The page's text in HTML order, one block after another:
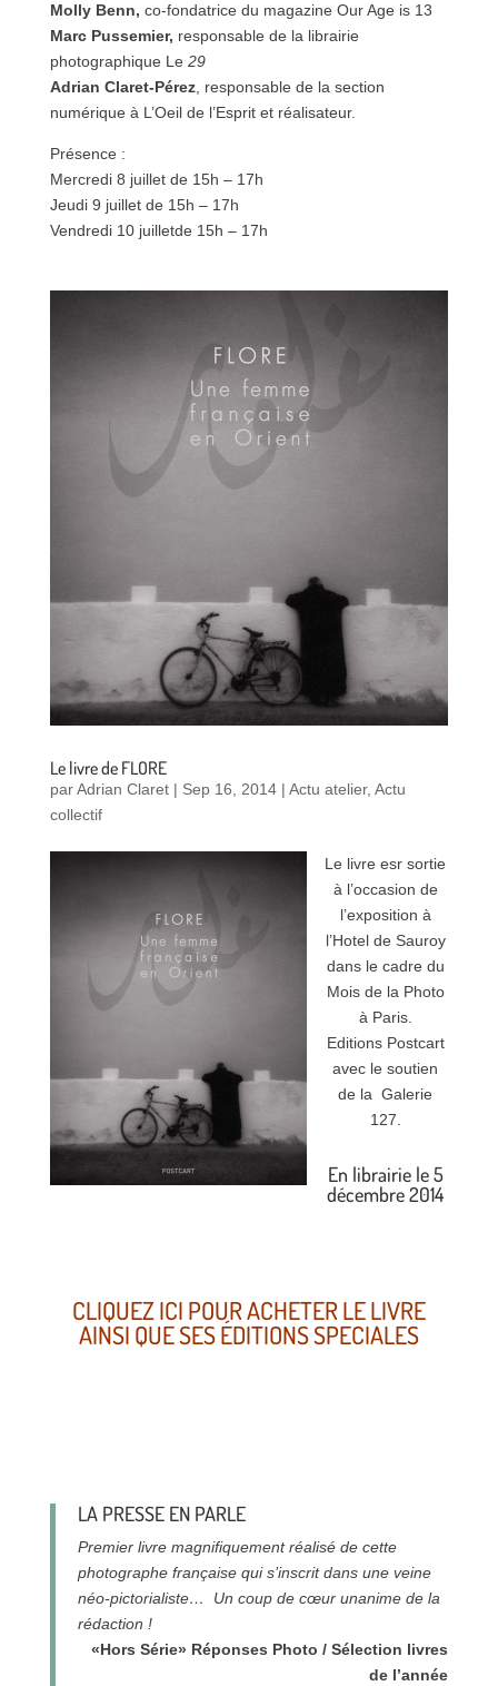
Molly Benn, co-fondatrice du magazine Our Age is 13
Marc Pussemier, responsable de la librairie
photographique Le 29
Adrian Claret-Pérez, responsable de la section
numérique à L’Oeil de l’Esprit et réalisateur.
Présence :
Mercredi 8 juillet de 15h – 17h
Jeudi 9 juillet de 15h – 17h
Vendredi 10 juilletde 15h – 17h
Le livre de FLORE
parAdrian Claret| Sep 16, 2014| Actu atelier, Actu
collectif
Le livre esr sortie
à l’occasion de
l’exposition à
l’Hotel de Sauroy
dans le cadre du
Mois de la Photo
à Paris.
Editions Postcart
avec le soutien
de la Galerie
127.
En librairie le 5
décembre 2014
CLIQUEZ ICI POUR ACHETER LE LIVRE
AINSI QUE SES ÉDITIONS SPECIALES
LA PRESSE EN PARLE
Premier livre magnifiquement réalisé de cette
photographe française qui s’inscrit dans une veine
néo-pictorialiste… Un coup de cœur unanime de la
rédaction !
«Hors Série» Réponses Photo / Sélection livres
de l’année